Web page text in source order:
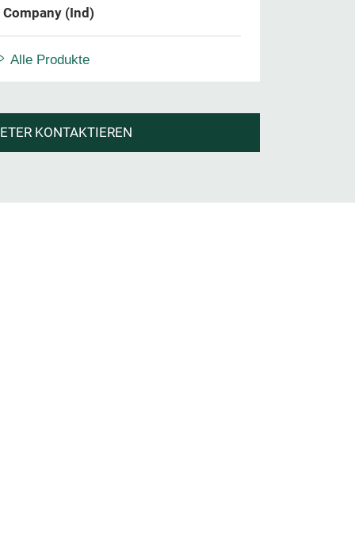
(Ind)
Alle Produkte
KONTAKTIEREN